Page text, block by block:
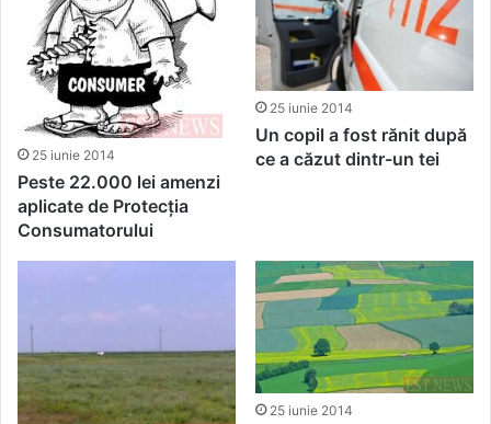
25 iunie 2014
Peste 22.000 lei amenzi
aplicate de Protecția
Consumatorului
25 iunie 2014
Un copil a fost rănit după
ce a căzut dintr-un tei
25 iunie 2014